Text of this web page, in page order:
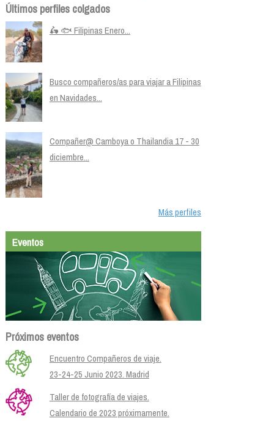
Últimos perfiles colgados
🛵 🐟 Filipinas Enero...
Busco compañeros/as para viajar a Filipinas
en Navidades...
Compañer@ Camboya o Thailandia 17 - 30
diciembre...
Más perfiles
Eventos
Próximos eventos
Encuentro Compañeros de viaje.
23-24-25 Junio 2023. Madrid
Taller de fotografía de viajes.
Calendario de 2023 próximamente.